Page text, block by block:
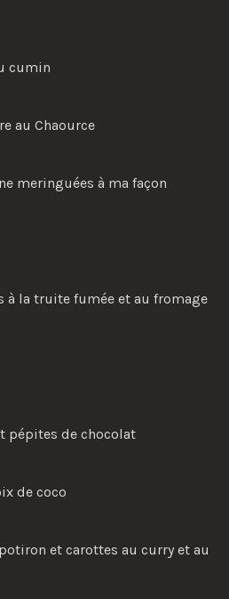
cumin
au Chaource
meringuées à ma façon
à la truite fumée et au fromage
pépites de chocolat
de coco
et carottes au curry et au